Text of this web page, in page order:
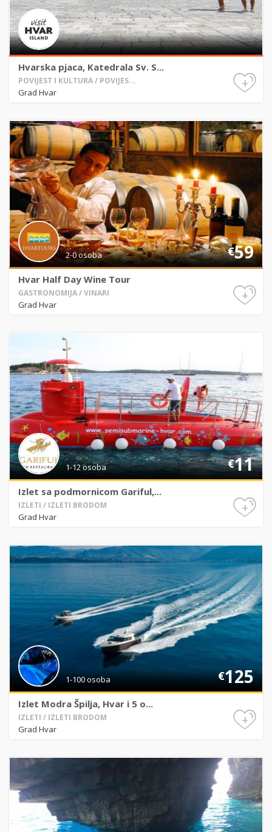
Hvarska pjaca, Katedrala Sv. S...
POVIJEST I KULTURA / POVIJES...
Grad Hvar
+
2-0 osoba €59
Hvar Half Day Wine Tour
GASTRONOMIJA / VINARI
Grad Hvar
+
1-12 osoba €11
Izlet sa podmornicom Gariful,...
IZLETI / IZLETI BRODOM
Grad Hvar
+
1-100 osoba €125
Izlet Modra Špilja, Hvar i 5 o...
IZLETI / IZLETI BRODOM
Grad Hvar
+